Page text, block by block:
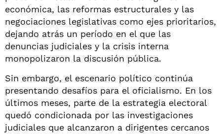
económica, las reformas estructurales y las
negociaciones legislativas como ejes prioritarios,
dejando atrás un período en el que las
denuncias judiciales y la crisis interna
monopolizaron la discusión pública.
Sin embargo, el escenario político continúa
presentando desafíos para el oficialismo. En los
últimos meses, parte de la estrategia electoral
quedó condicionada por las investigaciones
judiciales que alcanzaron a dirigentes cercanos